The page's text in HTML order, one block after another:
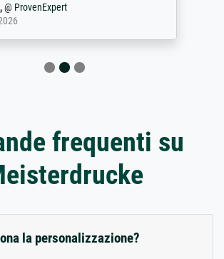
@ ProvenExpert
frequenti su
la personalizzazione?